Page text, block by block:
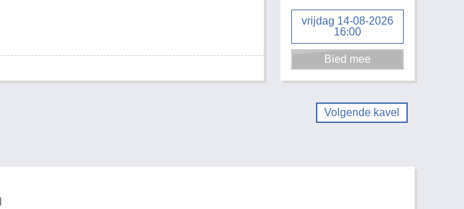
vrijdag 14-08-2026
16:00
Volgende kavel